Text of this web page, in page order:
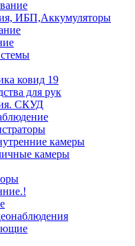
ИБП,Аккумуляторы
ковид 19
для рук
СКУД
камеры
камеры